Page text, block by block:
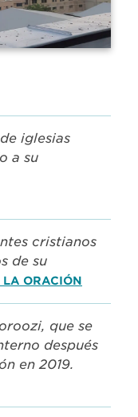
iglesias
a su
cristianos
de su
LA ORACIÓN
que se
después
en 2019.